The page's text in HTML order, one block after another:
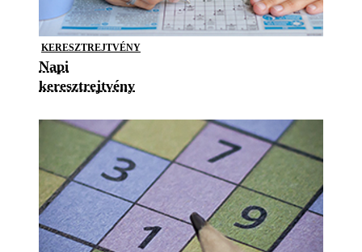
KERESZTREJTVÉNY
Napi
keresztrejtvény